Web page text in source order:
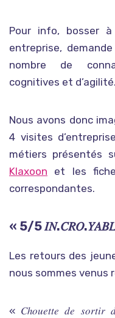
Pour info, bosser à
entreprise,
nombre de
cognitives et d’agilité.
Nous avons donc
4 visites
métiers présentés
Klaxoon et les
correspondantes.
« 5/5
Les retours des
nous sommes venus
« 𝐶ℎ𝑜𝑢𝑒𝑡𝑡𝑒 𝑑𝑒 𝑠𝑜𝑟𝑡𝑖𝑟